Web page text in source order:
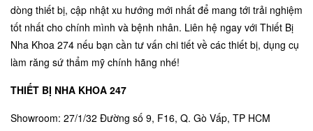
dòng thiết bị, cập nhật xu hướng mới nhất để mang tới trải nghiệm
tốt nhất cho chính mình và bệnh nhân. Liên hệ ngay với Thiết Bị
Nha Khoa 274 nếu bạn cần tư vấn chi tiết về các thiết bị, dụng cụ
làm răng sứ thẩm mỹ chính hãng nhé!
THIẾT BỊ NHA KHOA 247
Showroom: 27/1/32 Đường số 9, F16, Q. Gò Vấp, TP HCM